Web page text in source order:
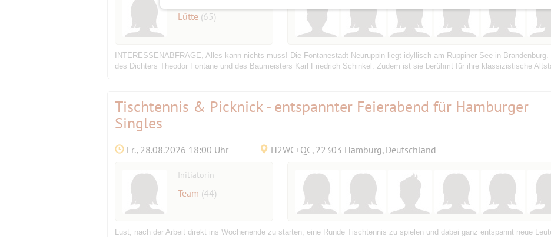
Lütte (65)
INTERESSENABFRAGE, Alles kann nichts muss! Die Fontanestadt Neuruppin liegt idyllisch am Ruppiner See in
des Dichters Theodor Fontane und des Baumeisters Karl Friedrich Schinkel. Zudem ist sie berühmt für ihre klassizistische
Tischtennis & Picknick - entspannter Feierabend für Hamburger
Singles
Fr., 28.08.2026 18:00 Uhr H2WC+QC, 22303 Hamburg, Deutschland
Initiatorin
Team (44)
Lust, nach der Arbeit direkt ins Wochenende zu starten, eine Runde Tischtennis zu spielen und dabei ganz entspannt neue